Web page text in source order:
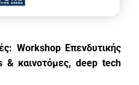
Workshop Επενδυτικής
& καινοτόμες,deeptech